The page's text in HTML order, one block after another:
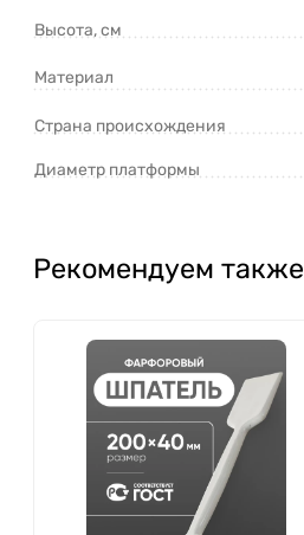
Высота, см
Материал
Страна происхождения
Диаметр платформы
Рекомендуем также